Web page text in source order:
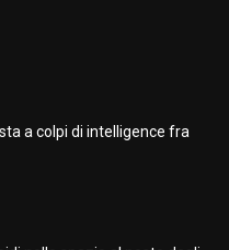
a colpi di intelligence fra